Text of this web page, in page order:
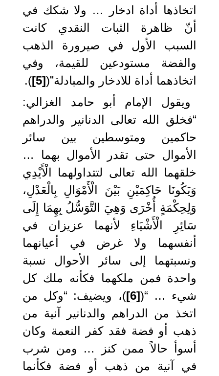
اتخاذها أداة ادخار … ولا شكك في
أنّ ظاهرة الثبات النقدي كانت
السبب الأول في صيرورة الذهب
والفضة مستودعين للقيمة، وفي
اتخاذهما أداة للادخار والمبادلة”([5]
).
ويقول الإمام أبو حامد الغزالي:
“فخلق الله تعالى الدنانير والدراهم
حاكمين ومتوسطين بين سائر
الأموال حتى تقدر الأموال بهما …
خلقهما الله تعالى لتتداولهما الْأَيْدِي
وَيَكُونَا حَاكِمَيْنِ بَيْنَ الْأَمْوَالِ بِالْعَدْلِ،
وَلِحِكْمَةٍ أُخْرَى وَهِيَ التَّوَسُّلُ بِهِمَا إِلَى
سَائِرِ الْأَشْيَاءِ لأنهما عزيزان في
أنفسهما ولا غرض في أعيانهما
ونسبتهما إلى سائر الأحوال نسبة
واحدة فمن ملكهما فكأنه ملك كل
شيء … “([6]
)، ويضيف: “وكل من
اتخذ من الدراهم والدنانير آنية من
ذهب أو فضة فقد كفر النعمة وكان
أسوأ حالاً ممن كنز … ومن شرب
في آنية من ذهب أو فضة فكأنما